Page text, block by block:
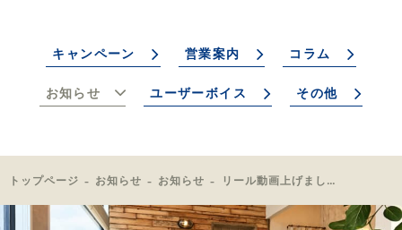
キャンペーン 営業案内 コラム
お知らせ ユーザーボイス その他
トップページ お知らせ お知らせ リール動画上げました！